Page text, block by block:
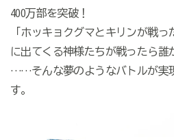
400万部を突破！
「ホッキョクグマとキリンが戦
に出てくる神様たちが戦ったら誰
……そんな夢のようなバトルが実
す。